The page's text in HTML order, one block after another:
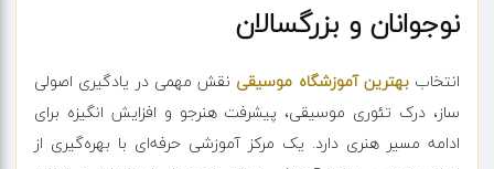
نوجوانان و بزرگسالان
انتخاببهترین آموزشگاه موسیقی نقش مهمی در یادگیری اصولی
ساز، درک تئوری موسیقی، پیشرفت هنرجو و افزایش انگیزه برای
ادامه مسیر هنری دارد. یک مرکز آموزشی حرفه‌ای با بهره‌گیری از